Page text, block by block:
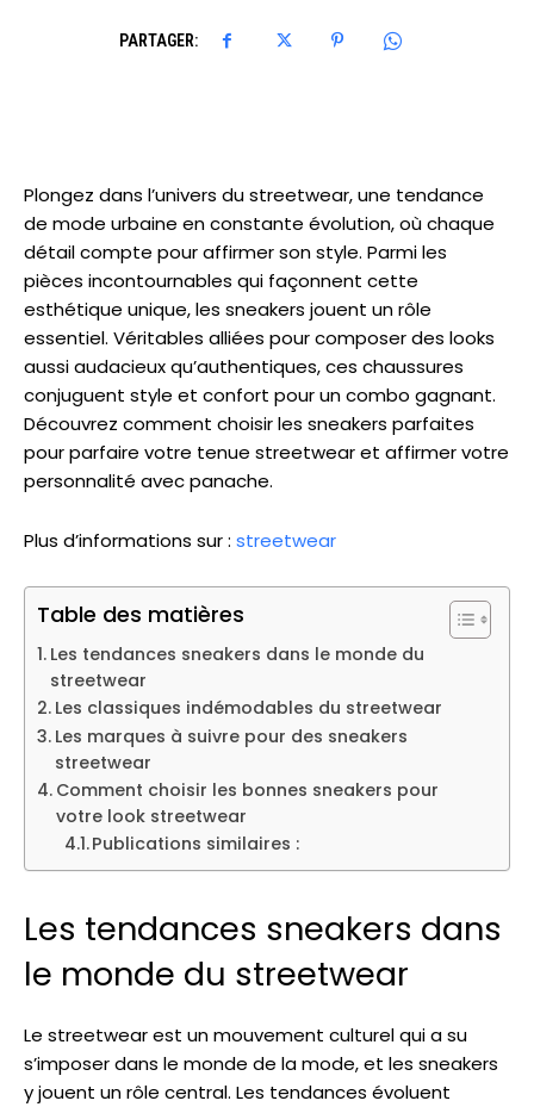
PARTAGER:
Plongez dans l’univers du streetwear, une tendance
de mode urbaine en constante évolution, où chaque
détail compte pour affirmer son style. Parmi les
pièces incontournables qui façonnent cette
esthétique unique, les sneakers jouent un rôle
essentiel. Véritables alliées pour composer des looks
aussi audacieux qu’authentiques, ces chaussures
conjuguent style et confort pour un combo gagnant.
Découvrez comment choisir les sneakers parfaites
pour parfaire votre tenue streetwear et affirmer votre
personnalité avec panache.
Plus d’informations sur : streetwear
Table des matières
Les tendances sneakers dans le monde du
streetwear
Les classiques indémodables du streetwear
Les marques à suivre pour des sneakers
streetwear
Comment choisir les bonnes sneakers pour
votre look streetwear
Publications similaires :
Les tendances sneakers dans
le monde du streetwear
Le streetwear est un mouvement culturel qui a su
s’imposer dans le monde de la mode, et les sneakers
y jouent un rôle central. Les tendances évoluent